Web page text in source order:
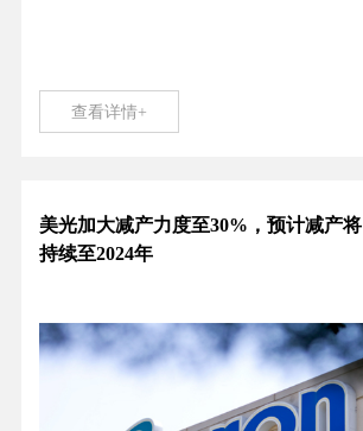
查看详情+
美光加大减产力度至30%，预计减产将
持续至2024年